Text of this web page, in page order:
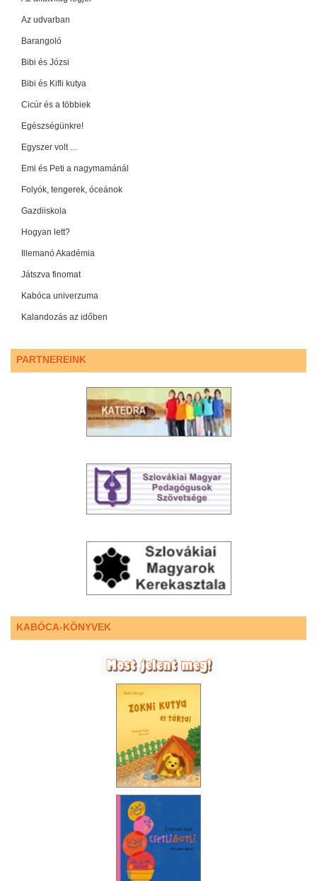
Az udvarban
Barangoló
Bibi és Józsi
Bibi és Kifli kutya
Cicúr és a többiek
Egészségünkre!
Egyszer volt ...
Emi és Peti a nagymamánál
Folyók, tengerek, óceánok
Gazdiiskola
Hogyan lett?
Illemanó Akadémia
Játszva finomat
Kabóca univerzuma
Kalandozás az időben
PARTNEREINK
KABÓCA-KÖNYVEK